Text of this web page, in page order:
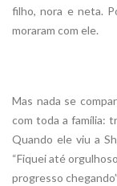
filho, nora e neta.
moraram com ele.
Mas nada se
com toda a família:
Quando ele viu a
“Fiquei até
progresso